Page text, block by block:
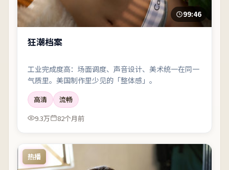
99:46
狂潮档案
工业完成度高：场面调度、声音设计、美术统一在同一
气质里。美国制作里少见的「整体感」。
高清
流畅
9.3万
82个月前
热播